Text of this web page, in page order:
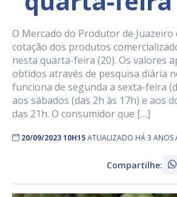
O Mercado do Produtor de Juazeiro
cotação dos produtos
nesta quarta-feira (20). Os valores
obtidos através de pesquisa diária
funciona de segunda a sexta-feira
aos sábados (das 2h às 17h) e aos
das 21h. O consumidor que […]
20/09/2023 10H15ATUALIZADO HÁ 3 ANOS
Compartilhe: